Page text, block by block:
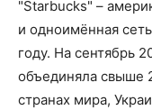
"Starbucks" –
и одноимённая
году. На сентябрь
объединяла свыше
странах мира,